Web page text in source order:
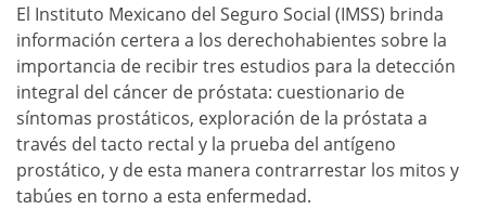
El Instituto Mexicano del Seguro Social (IMSS) brinda
información certera a los derechohabientes sobre la
importancia de recibir tres estudios para la detección
integral del cáncer de próstata: cuestionario de
síntomas prostáticos, exploración de la próstata a
través del tacto rectal y la prueba del antígeno
prostático, y de esta manera contrarrestar los mitos y
tabúes en torno a esta enfermedad.